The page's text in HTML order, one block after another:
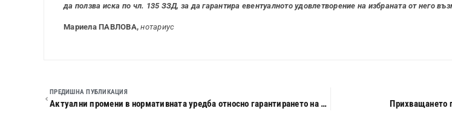
да ползва иска по чл. 135 ЗЗД, за да гарантира евентуалното удовлетворение на избраната от него
Мариела ПАВЛОВА,нотариус
ПРЕДИШНА ПУБЛИКАЦИЯ
Актуални промени в нормативната уредба относно гарантирането на влоговете в банките и банковата несъстоятелност Прихващането